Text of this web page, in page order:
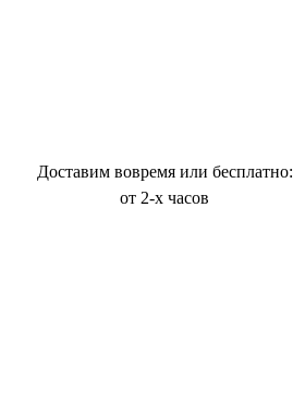
Доставим вовремя или бесплатно:
от 2-х часов